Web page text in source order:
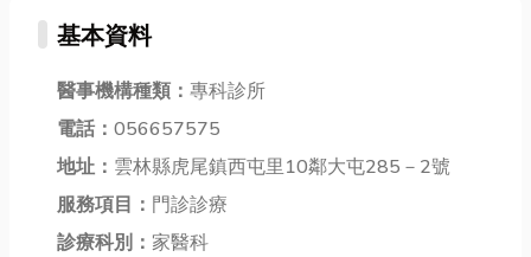
基本資料
醫事機構種類： 專科診所
電話： 056657575
地址： 雲林縣虎尾鎮西屯里10鄰大屯285－2號
服務項目： 門診診療
診療科別： 家醫科